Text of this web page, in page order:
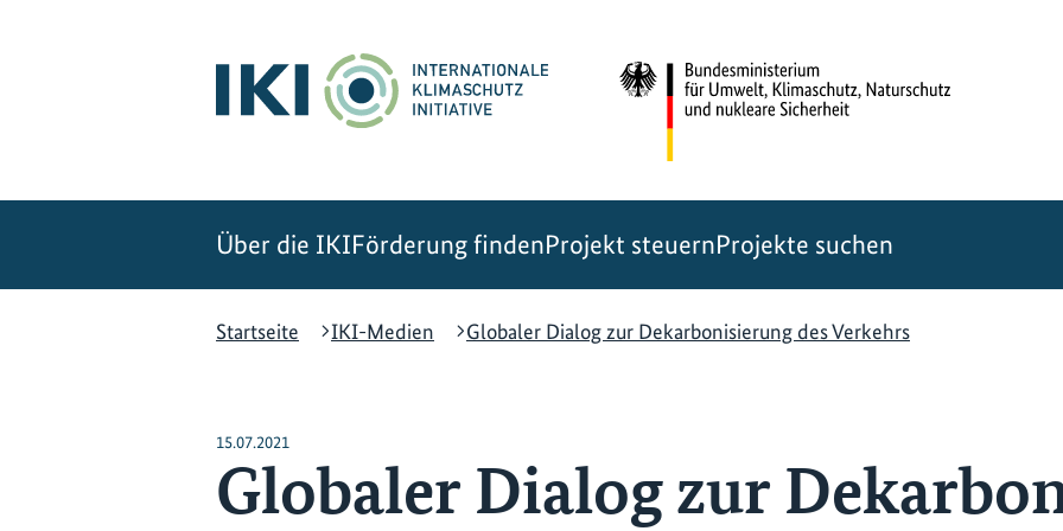
Über die IKIFörderung findenProjekt steuernProjekte suchen
Startseite
IKI-Medien Globaler Dialog zur Dekarbonisierung des Verkehrs
15.07.2021
Globaler Dialog zur